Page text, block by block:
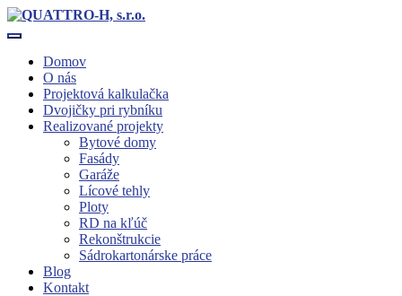
Toggle navigation
Domov
O nás
Projektová kalkulačka
Dvojičky pri rybníku
Realizované projekty
Bytové domy
Fasády
Garáže
Lícové tehly
Ploty
RD na kľúč
Rekonštrukcie
Sádrokartonárske práce
Blog
Kontakt